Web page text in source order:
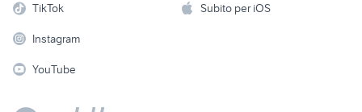
TikTok
Instagram
YouTube
Subito per iOS